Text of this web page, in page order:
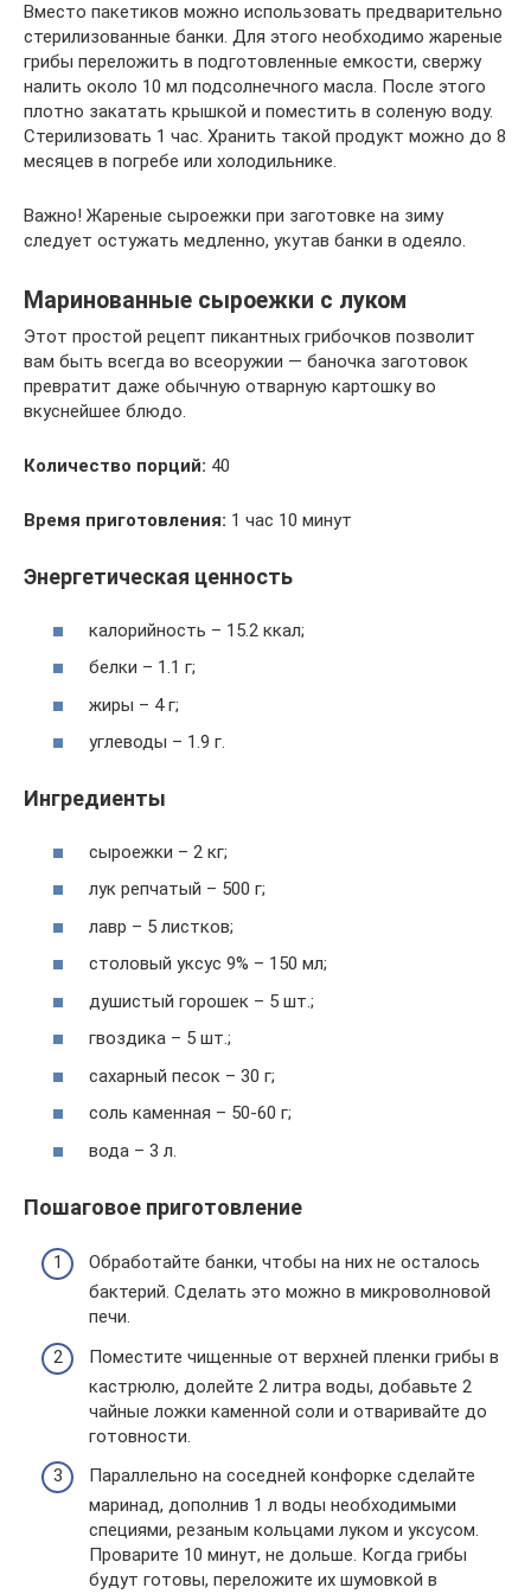
Вместо пакетиков можно использовать предварительно
стерилизованные банки. Для этого необходимо жареные
грибы переложить в подготовленные емкости, свержу
налить около 10 мл подсолнечного масла. После этого
плотно закатать крышкой и поместить в соленую воду.
Стерилизовать 1 час. Хранить такой продукт можно до 8
месяцев в погребе или холодильнике.
Важно! Жареные сыроежки при заготовке на зиму
следует остужать медленно, укутав банки в одеяло.
Маринованные сыроежки с луком
Этот простой рецепт пикантных грибочков позволит
вам быть всегда во всеоружии — баночка заготовок
превратит даже обычную отварную картошку во
вкуснейшее блюдо.
Количество порций: 40
Время приготовления: 1 час 10 минут
Энергетическая ценность
калорийность – 15.2 ккал;
белки – 1.1 г;
жиры – 4 г;
углеводы – 1.9 г.
Ингредиенты
сыроежки – 2 кг;
лук репчатый – 500 г;
лавр – 5 листков;
столовый уксус 9% – 150 мл;
душистый горошек – 5 шт.;
гвоздика – 5 шт.;
сахарный песок – 30 г;
соль каменная – 50-60 г;
вода – 3 л.
Пошаговое приготовление
Обработайте банки, чтобы на них не осталось
бактерий. Сделать это можно в микроволновой
печи.
Поместите чищенные от верхней пленки грибы в
кастрюлю, долейте 2 литра воды, добавьте 2
чайные ложки каменной соли и отваривайте до
готовности.
Параллельно на соседней конфорке сделайте
маринад, дополнив 1 л воды необходимыми
специями, резаным кольцами луком и уксусом.
Проварите 10 минут, не дольше. Когда грибы
будут готовы, переложите их шумовкой в